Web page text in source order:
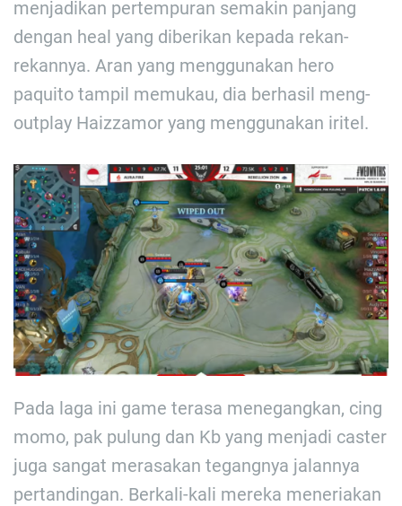
menjadikan pertempuran semakin panjang
dengan heal yang diberikan kepada rekan-
rekannya. Aran yang menggunakan hero
paquito tampil memukau, dia berhasil meng-
outplay Haizzamor yang menggunakan iritel.
Pada laga ini game terasa menegangkan, cing
momo, pak pulung dan Kb yang menjadi caster
juga sangat merasakan tegangnya jalannya
pertandingan. Berkali-kali mereka meneriakan